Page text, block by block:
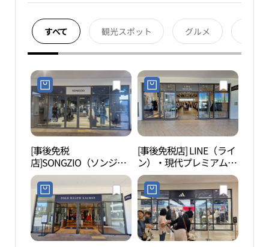
すべて 観光スポット グルメ
[事後免税
店]SONGZIO（ソンジ
オ）・現代プレミアムア
ウトレットキンポ（金
浦）店(송지오 현대프리
미엄아울렛 김포점)
[事後免税店] LINE（ライ
ン）・現代プレミアムア
ウトレットキンポ（金
浦）店(라인 현대프리미
엄아울렛 김포점)